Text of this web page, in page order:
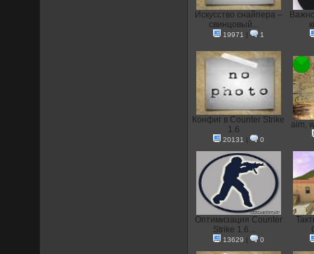
Искусство снайпера –
свинцовый...
19971 | 1
Конфиг в Counter Strike
1.6
20131 | 0
aim,
Оптимизация Counter
Strike 1.6...
13629 | 0